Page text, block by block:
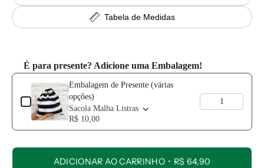
Tabela de Medidas
É para presente? Adicione uma Embalagem!
Use the Previous and Next buttons to navigate through product
Embalagem de Presente (várias
opções)
Sacola Malha Listras
R$ 10,00
ADICIONAR AO CARRINHO R$ 64,90